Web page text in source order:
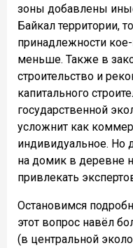
зоны добавлены
Байкал территории,
принадлежности
меньше. Также в
строительство и
капитального
государственной
усложнит как
индивидуальное. Но
на домик в деревне
привлекать
Остановимся
этот вопрос навёл
(в центральной